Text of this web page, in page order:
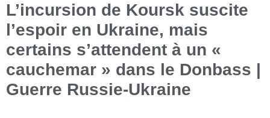
L’incursion de Koursk suscite
l’espoir en Ukraine, mais
certains s’attendent à un «
cauchemar » dans le Donbass |
Guerre Russie-Ukraine